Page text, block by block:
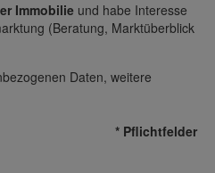
Immobilie und habe Interesse
(Beratung, Marktüberblick
Daten, weitere
* Pflichtfelder